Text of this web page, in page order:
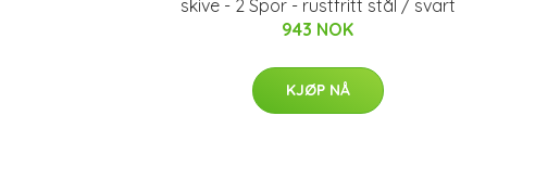
skive - 2 Spor - rustfritt stål / svart
943 NOK
KJØP NÅ